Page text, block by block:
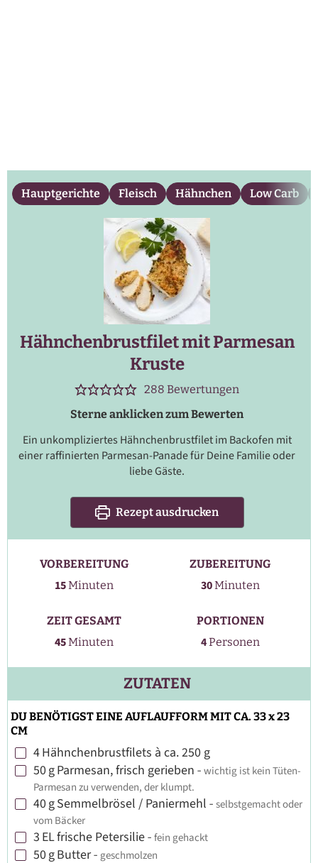
Hauptgerichte Fleisch Hähnchen Low Carb
Hähnchenbrustfilet mit Parmesan
Kruste
288 Bewertungen
Sterne anklicken zum Bewerten
Ein unkompliziertes Hähnchenbrustfilet im Backofen mit
einer raffinierten Parmesan-Panade für Deine Familie oder
liebe Gäste.
Rezept ausdrucken
VORBEREITUNG
15Minuten
Minuten
ZUBEREITUNG
30Minuten
Minuten
ZEIT GESAMT
45Minuten
Minuten
PORTIONEN
4Personen
ZUTATEN
DU BENÖTIGST EINE AUFLAUFFORM MIT CA. 33 x 23
CM
▢
4Hähnchenbrustfilets à ca. 250 g
▢
50gParmesan, frisch gerieben - wichtig ist kein Tüten-
Parmesan zu verwenden, der klumpt.
▢
40gSemmelbrösel / Paniermehl - selbstgemacht oder
vom Bäcker
▢
3 ELfrische Petersilie - fein gehackt
▢
50gButter- geschmolzen